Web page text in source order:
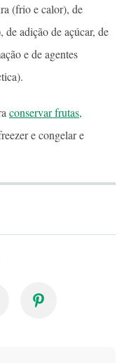
(frio e calor), de
de adição de açúcar, de
e de agentes
conservar frutas,
e congelar e